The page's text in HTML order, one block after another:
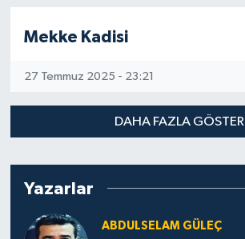
Mekke Kadisi
27 Temmuz 2025 - 23:21
DAHA FAZLA GÖSTER
Yazarlar
ABDULSELAM GÜLEÇ